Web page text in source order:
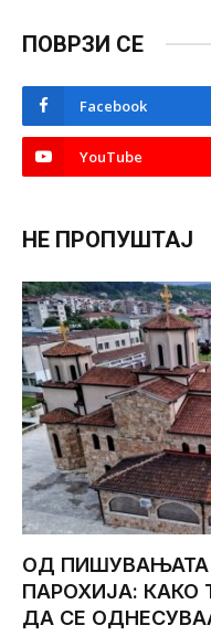
ПОВРЗИ СЕ
Facebook
YouTube
НЕ ПРОПУШТАЈ
ОД ПИШУВАЊАТА
ПАРОХИЈА: КАКО
ДА СЕ